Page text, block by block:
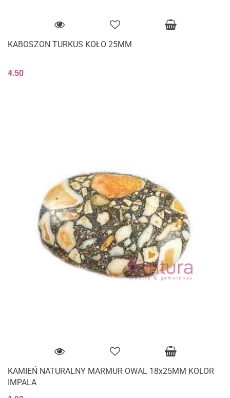
KABOSZON TURKUS KOŁO 25MM
4.50
KAMIEŃ NATURALNY MARMUR OWAL 18x25MM KOLOR
IMPALA